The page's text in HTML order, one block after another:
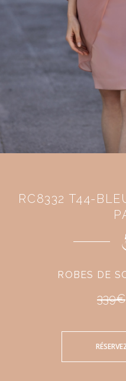
RC8332 T44-
ROBES DE
339€